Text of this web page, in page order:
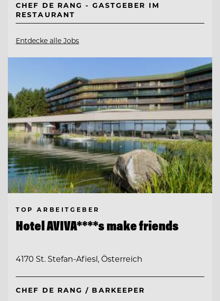
CHEF DE RANG - GASTGEBER IM
RESTAURANT
Entdecke alle Jobs
TOP ARBEITGEBER
Hotel AVIVA****s make friends
4170 St. Stefan-Afiesl, Österreich
CHEF DE RANG / BARKEEPER